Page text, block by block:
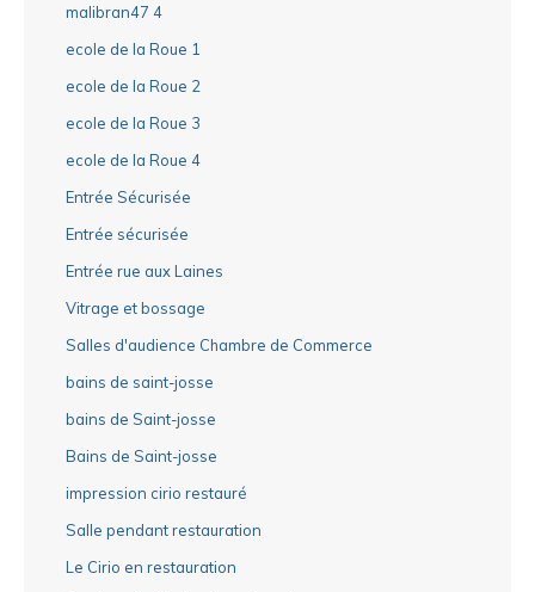
malibran47 4
ecole de la Roue 1
ecole de la Roue 2
ecole de la Roue 3
ecole de la Roue 4
Entrée Sécurisée
Entrée sécurisée
Entrée rue aux Laines
Vitrage et bossage
Salles d'audience Chambre de Commerce
bains de saint-josse
bains de Saint-josse
Bains de Saint-josse
impression cirio restauré
Salle pendant restauration
Le Cirio en restauration